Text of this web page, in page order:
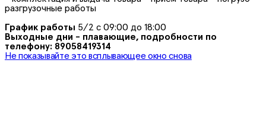
разгрузочные работы
График работы 5/2 с 09:00 до 18:00
Выходные дни - плавающие, подробности по
телефону: 89058419314
Не показывайте это всплывающее окно снова